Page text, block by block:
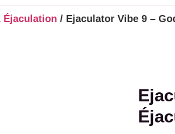
Éjaculation / Ejaculator Vibe 9 –